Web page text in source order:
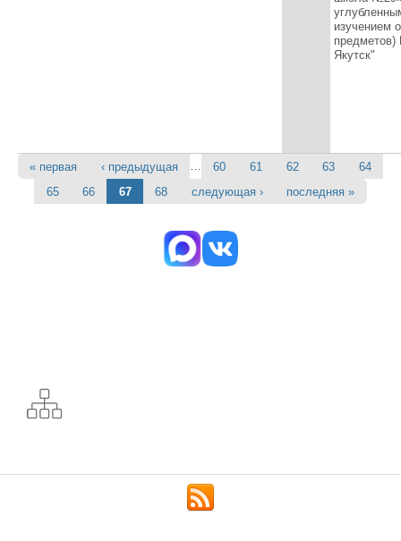
изучением
предметов)
Якутск"
Страницы
« первая ‹ предыдущая 60 61 62 63
64
65
66 67 68 следующая › последняя »